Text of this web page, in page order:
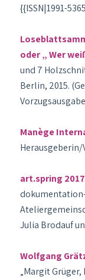
{{ISSN|1991-
oder „ Wer
und 7
Berlin, 2015.
Manège
art.spring 2017
Julia Brodauf
Wolfgang
„Margit